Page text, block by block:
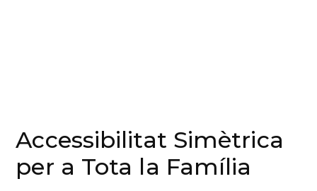
Accessibilitat Simètrica
per a Tota la Família